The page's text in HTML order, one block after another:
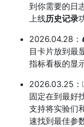
到你需要的日
上线历史记录
2026.04.28：
目卡片放到最
指标看板的显
2026.03.25：
固定在到最好
支持将实验们
速找到最佳参